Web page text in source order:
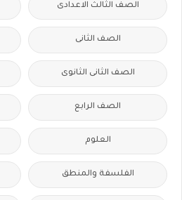
الصف الثالث الاعدادى
الصف الثانى
الصف الثانى الثانوى
الصف الرابع
العلوم
الفلسفة والمنطق